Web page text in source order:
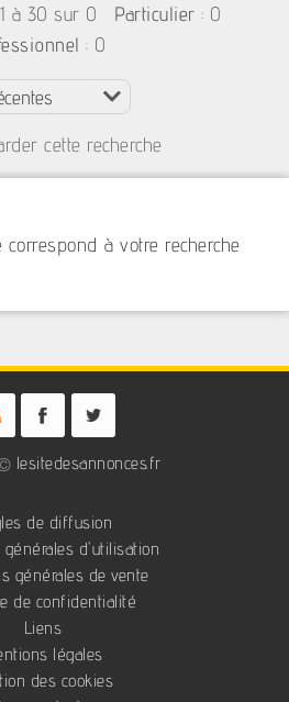
1 à 30 sur 0 Particulier : 0
: 0
cette recherche
correspond à votre recherche
lesitedesannonces.fr
de diffusion
générales d'utilisation
générales de vente
de confidentialité
Liens
légales
des cookies